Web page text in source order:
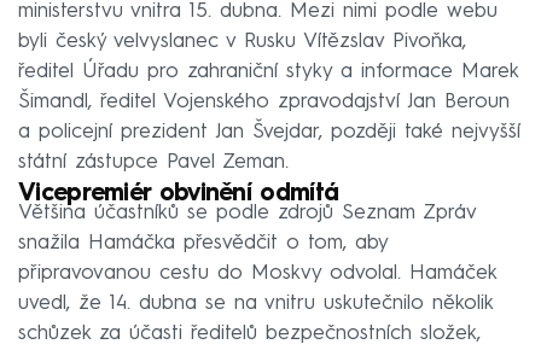
ministerstvu vnitra 15. dubna. Mezi nimi podle webu
byli český velvyslanec v Rusku Vítězslav Pivoňka,
ředitel Úřadu pro zahraniční styky a informace Marek
Šimandl, ředitel Vojenského zpravodajství Jan Beroun
a policejní prezident Jan Švejdar, později také nejvyšší
státní zástupce Pavel Zeman.
Vicepremiér obvinění odmítá
Většina účastníků se podle zdrojů Seznam Zpráv
snažila Hamáčka přesvědčit o tom, aby
připravovanou cestu do Moskvy odvolal. Hamáček
uvedl, že 14. dubna se na vnitru uskutečnilo několik
schůzek za účasti ředitelů bezpečnostních složek,